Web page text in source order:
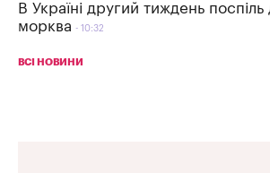
В Україні другий тиждень
морква
10:32
ВСІ НОВИНИ